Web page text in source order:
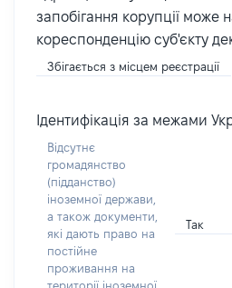
запобігання корупції може
кореспонденцію суб'єкту
Збігається з місцем реєстрації
Ідентифікація за межами
Відсутнє
громадянство
(підданство)
іноземної держави,
а також документи,
які дають право на
постійне
проживання на
території іноземної
Так